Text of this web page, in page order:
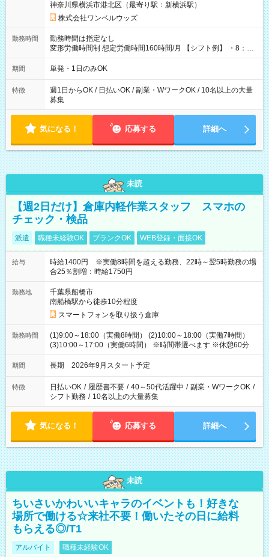
神奈川県横浜市港北区（最寄り駅：新横浜駅）
株式会社ワンベルウッズ
勤務時間
勤務時間は指定なし
変形労働時間制 想定労働時間160時間/月 【シフト例】 ・8：00
～21：00
期間 単発・1日のみOK
特徴
週1日からOK / 日払いOK / 副業・WワークOK / 10名以上の大量
募集
気になる！ 応募する 詳細へ
未読
【週2日だけ】倉庫内軽作業スタッフ スマホの
チェック・検品
派遣 職種未経験OK ブランクOK WEB登録・面接OK
給与
時給1400円 ※実働8時間を超える勤務、22時～翌5時勤務の場
合25％割増：時給1750円
勤務地
千葉県船橋市
南船橋駅から徒歩10分程度
スマートフォンを取り扱う倉庫
勤務時間
(1)9:00～18:00（実働8時間） (2)10:00～18:00（実働7時間）
(3)10:00～17:00（実働6時間） ※時間帯選べます ※休憩60分
期間 長期 2026年9月スタート予定
特徴 日払いOK / 履歴書不要 / 40～50代活躍中 / 副業・WワークOK /
シフト勤務 / 10名以上の大量募集
気になる！ 応募する 詳細へ
未読
ちいさいかわいいキャラのイベントも！好きな
場所で働ける☆来社不要！働いたその日に給料
もらえる◎/T1
アルバイト 職種未経験OK